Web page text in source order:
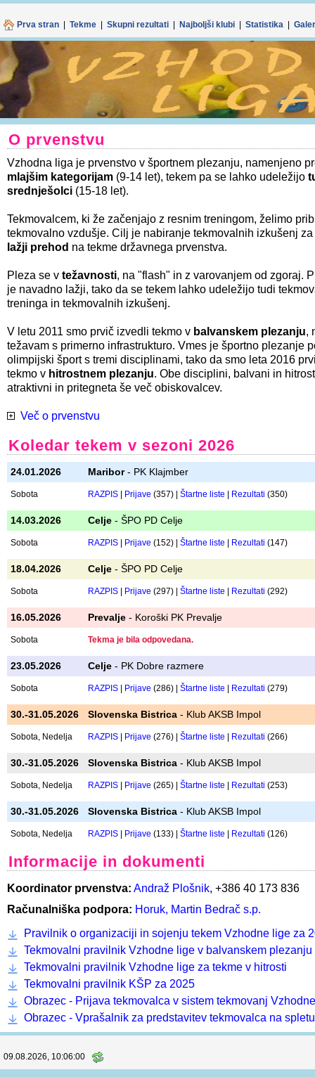
Spletno
Z nadaljnjo
Prva stran| Tekme|
Vzhodna liga je prvenstvo v športnem plezanju, namenjeno
mlajšim kategorijam (9-14 let), tekem pa se lahko udeležijo
srednješolci(15-18 let).
Tekmovalcem, ki že začenjajo z resnim treningom, želimo
tekmovalno vzdušje. Cilj je nabiranje tekmovalnih izkušenj
lažji prehod na tekme državnega prvenstva.
Pleza se vtežavnosti , na "flash" in z varovanjem od zgoraj.
je navadno lažji, tako da se tekem lahko udeležijo tudi
treninga in tekmovalnih izkušenj.
V letu 2011 smo prvič izvedli tekmo vbalvanskem plezanju,
težavam s primerno infrastrukturo. Vmes je športno plezanje
olimpijski šport s tremi disciplinami, tako da smo leta 2016
tekmo v
hitrostnem plezanju. Obe disciplini, balvani in
atraktivni in pritegneta še več obiskovalcev.
Koledar tekem v sezoni 2026
24.01.2026 Maribor - PK Klajmber
Sobota RAZPIS|Prijave(357) |Štartne liste
14.03.2026 Celje- ŠPO PD Celje
Sobota RAZPIS |Prijave(152) |Štartne liste
18.04.2026 Celje- ŠPO PD Celje
Sobota RAZPIS|Prijave(297) | Štartne liste|Rezultati
16.05.2026 Prevalje- Koroški PK Prevalje
Sobota Tekma je bila odpovedana.
23.05.2026 Celje- PK Dobre razmere
Sobota RAZPIS|Prijave(286) | Štartne liste|Rezultati
30.-31.05.2026 Slovenska Bistrica - Klub AKSB Impol
Sobota, Nedelja RAZPIS |Prijave(276) |Štartne liste
30.-31.05.2026 Slovenska Bistrica- Klub AKSB Impol
Sobota, Nedelja RAZPIS|Prijave(265) |Štartne liste|Rezultati
30.-31.05.2026 Slovenska Bistrica- Klub AKSB Impol
Sobota, Nedelja RAZPIS|Prijave(133) |Štartne liste|Rezultati(126)
Informacije in dokumenti
Koordinator prvenstva: Andraž Plošnik, +386 40 173 836
Računalniška podpora: Horuk, Martin Bedrač s.p.
Pravilnik o organizaciji in sojenju tekem Vzhodne lige za
Tekmovalni pravilnik Vzhodne lige v balvanskem plezanju